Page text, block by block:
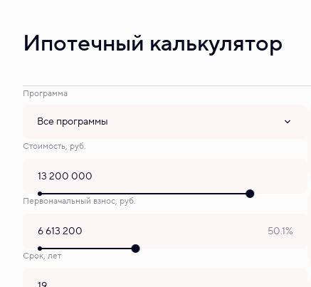
Ипотечный калькулятор
Программа
Все программы
Стоимость, руб.
Первоначальный взнос, руб.
50.1%
Срок, лет